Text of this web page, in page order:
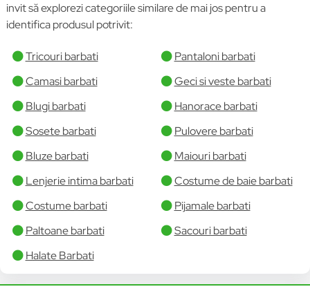
invit să explorezi categoriile similare de mai jos pentru a
identifica produsul potrivit:
Tricouri barbati
Pantaloni barbati
Camasi barbati
Geci si veste barbati
Blugi barbati
Hanorace barbati
Sosete barbati
Pulovere barbati
Bluze barbati
Maiouri barbati
Lenjerie intima barbati
Costume de baie barbati
Costume barbati
Pijamale barbati
Paltoane barbati
Sacouri barbati
Halate Barbati